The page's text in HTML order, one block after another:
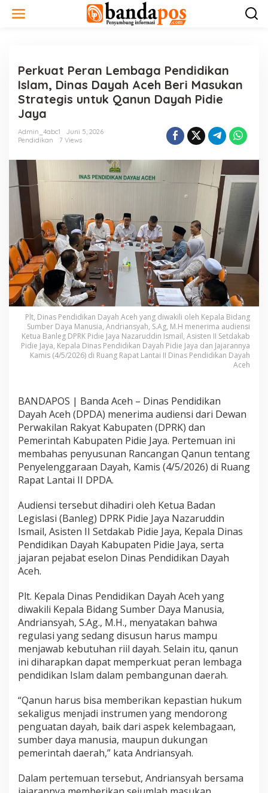
Perkuat Peran Lembaga Pendidikan
Islam, Dinas Dayah Aceh Beri Masukan
Strategis untuk Qanun Dayah Pidie
Jaya
Admin_4abc1
Juni 5, 2026
Pendidikan
7 Views
Plt, Dinas Pendidikan Dayah Aceh yang diwakili oleh Kepala Bidang
Sumber Daya Manusia, Andriansyah, S.Ag, M.H menerima audiensi
Ketua Banleg DPRK Pidie Jaya Nazaruddin Ismail, Asisten II Setdakab
Pidie Jaya, Kepala Dinas Pendidikan Dayah Pidie Jaya dan Jajarannya
Kamis (4/5/2026) di Ruang Rapat Lantai II Dinas Pendidikan Dayah
Aceh
BANDAPOS | Banda Aceh – Dinas Pendidikan
Dayah Aceh (DPDA) menerima audiensi dari Dewan
Perwakilan Rakyat Kabupaten (DPRK) dan
Pemerintah Kabupaten Pidie Jaya. Pertemuan ini
membahas penyusunan Rancangan Qanun tentang
Penyelenggaraan Dayah, Kamis (4/5/2026) di Ruang
Rapat Lantai II DPDA.
Audiensi tersebut dihadiri oleh Ketua Badan
Legislasi (Banleg) DPRK Pidie Jaya Nazaruddin
Ismail, Asisten II Setdakab Pidie Jaya, Kepala Dinas
Pendidikan Dayah Kabupaten Pidie Jaya, serta
jajaran pejabat eselon Dinas Pendidikan Dayah
Aceh.
Plt. Kepala Dinas Pendidikan Dayah Aceh yang
diwakili Kepala Bidang Sumber Daya Manusia,
Andriansyah, S.Ag., M.H., menyatakan bahwa
regulasi yang sedang disusun harus mampu
menjawab kebutuhan riil dayah. Selain itu, qanun
ini diharapkan dapat memperkuat peran lembaga
pendidikan Islam dalam pembangunan daerah.
“Qanun harus bisa memberikan kepastian hukum
sekaligus menjadi instrumen yang mendorong
penguatan dayah, baik dari aspek kelembagaan,
sumber daya manusia, maupun dukungan
pemerintah daerah,” kata Andriansyah.
Dalam pertemuan tersebut, Andriansyah bersama